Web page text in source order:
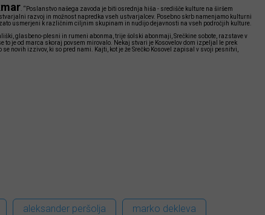
. “Poslanstvo našega zavoda je biti osrednja hiša - središče kulture na širšem
razvoj in možnost napredka vseh ustvarjalcev. Posebno skrb namenjamo kulturni
usmerjeni k različnim ciljnim skupinam in nudijo dejavnosti na vseh področjih kulture.
glasbeno-plesni in rumeni abonma, trije šolski abonmaji, Srečkine sobote, razstave v
je od marca skoraj povsem mirovalo. Nekaj stvari je Kosovelov dom izpeljal le prek
novih izzivov, ki so pred nami. Kajti, kot je že Srečko Kosovel zapisal v svoji pesnitvi,
aleksander peršolja marko dekleva